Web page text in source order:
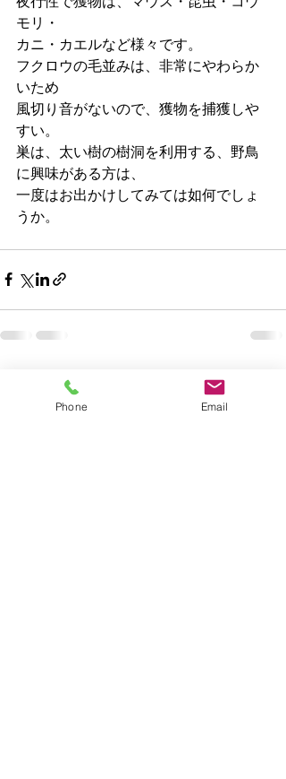
モリ・
カニ・カエルなど様々です。
フクロウの毛並みは、非常にやわらか
いため
風切り音がないので、獲物を捕獲しや
すい。
巣は、太い樹の樹洞を利用する、野鳥
に興味がある方は、
一度はお出かけしてみては如何でしょ
うか。
すべて表示
Phone Email